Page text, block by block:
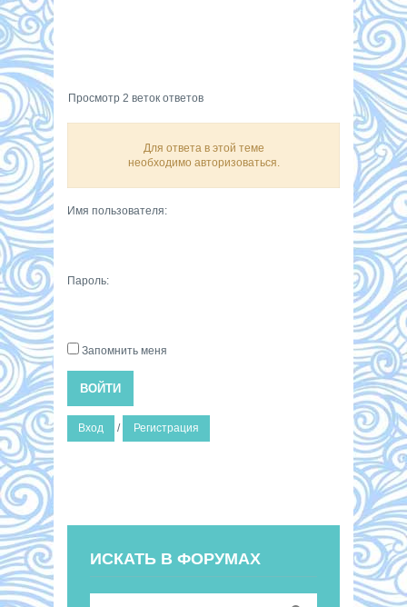
Просмотр 2 веток ответов
Для ответа в этой теме
необходимо авторизоваться.
Имя пользователя:
Пароль:
Запомнить меня
ВОЙТИ
Вход / Регистрация
ИСКАТЬ В ФОРУМАХ